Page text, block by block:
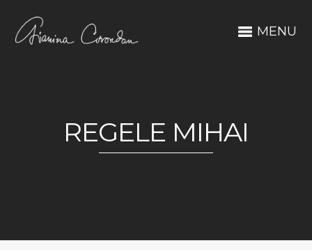
MENU
REGELE MIHAI